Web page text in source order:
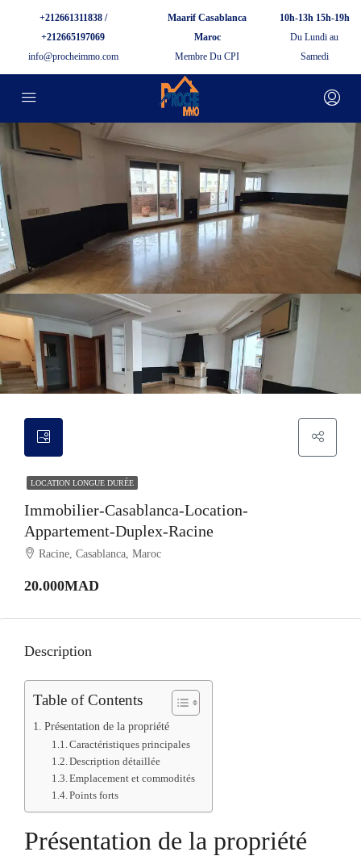
+212661311838 /
+212665197069
info@procheimmo.com
Maarif Casablanca
Maroc
Membre Du CPI
10h-13h 15h-19h
Du Lundi au
Samedi
LOCATION LONGUE DURÉE
Immobilier-Casablanca-Location-
Appartement-Duplex-Racine
Racine, Casablanca, Maroc
20.000MAD
Description
Table of Contents
Présentation de la propriété
Caractéristiques principales
Description détaillée
Emplacement et commodités
Points forts
Présentation de la propriété